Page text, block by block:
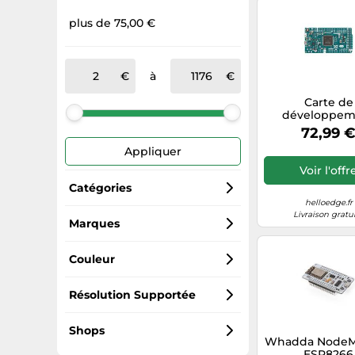
plus de 75,00 €
à
Appliquer
Catégories
Ordinateurs à carte unique
Accessoires jeux vidéo
Lecteurs de carte
Relais électriques
Marques
Arduino
Generic Sports
AZDelivery
Couleur
Transparent
gris
Résolution Supportée
720p
Shops
Carte de
Arduino Due
-
512KB Flash,
SRAM, 42 Digital
72,99 €
Voir
helloedge.fr
Livraison
Whadda